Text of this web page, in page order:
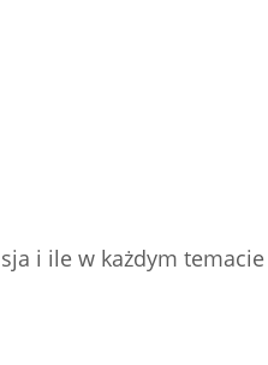
i ile w każdym temacie